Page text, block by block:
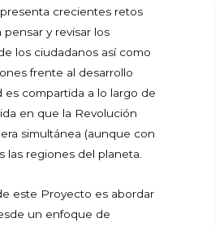
crecientes retos
y revisar los
los ciudadanos así como
frente al desarrollo
compartida a lo largo de
en que la Revolución
simultánea (aunque con
las regiones del planeta.
este Proyecto es abordar
un enfoque de